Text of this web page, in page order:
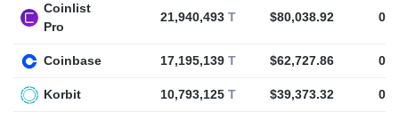
Coinlist
Pro
21,940,493 T $80,038.92 0
Coinbase 17,195,139 T $62,727.86 0
Korbit 10,793,125 T $39,373.32 0